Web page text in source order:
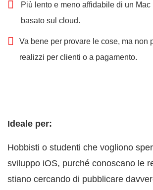
Più lento e meno affidabile di un
basato sul cloud.
Va bene per provare le cose, ma non
realizzi per clienti o a pagamento.
Ideale per:
Hobbisti o studenti che vogliono
sviluppo iOS, purché conoscano le
stiano cercando di pubblicare